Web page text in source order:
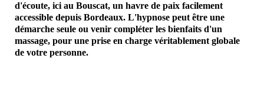
d'écoute, ici au Bouscat, un havre de paix facilement
accessible depuis Bordeaux. L'hypnose peut être une
démarche seule ou venir compléter les bienfaits d'un
massage, pour une prise en charge véritablement globale
de votre personne.